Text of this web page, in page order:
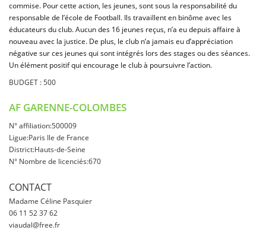
commise. Pour cette action, les jeunes, sont sous la responsabilité du
responsable de l’école de Football. Ils travaillent en binôme avec les
éducateurs du club. Aucun des 16 jeunes reçus, n’a eu depuis affaire à
nouveau avec la justice. De plus, le club n’a jamais eu d’appréciation
négative sur ces jeunes qui sont intégrés lors des stages ou des séances.
Un élément positif qui encourage le club à poursuivre l’action.
BUDGET : 500
AF GARENNE-COLOMBES
N° affiliation:500009
Ligue:Paris Ile de France
District:Hauts-de-Seine
N° Nombre de licenciés:670
CONTACT
Madame Céline Pasquier
06 11 52 37 62
viaudal@free.fr